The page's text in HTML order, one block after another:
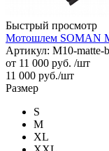
Быстрый просмотр
Мотошлем SOMAN
Артикул: M10-matte-
от 11 000 руб. /шт
11 000 руб./шт
Размер
S
M
XL